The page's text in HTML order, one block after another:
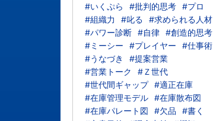
#いくぷら
#批判的思考 #プロ
#組織力
#叱る
#求められる人材
#パワー診断 #自律 #創造的思考
#ミーシー
#プレイヤー
#仕事術
#うなづき
#提案営業
#営業トーク
#Ｚ世代
#世代間ギャップ #適正在庫
#在庫管理モデル #在庫散布図
#在庫パレート図
#欠品
#書く